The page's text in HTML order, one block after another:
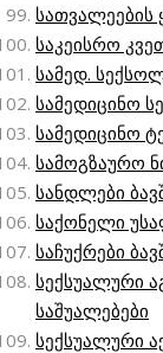
სათვალეების
საკეისრო
სამედ.
სამედიცინო
სამედიცინო
სამოგზაურო
სანდლები
საქონელი
საჩუქრები
სექსუალური
საშუალებები
სექსუალური